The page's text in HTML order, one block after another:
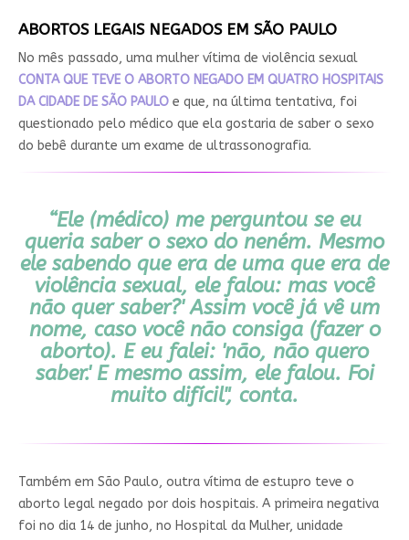
ABORTOS LEGAIS NEGADOS EM SÃO PAULO
No mês passado, uma mulher vítima de violência sexual
CONTA QUE TEVE O ABORTO NEGADO EM QUATRO HOSPITAIS
DA CIDADE DE SÃO PAULO e que, na última tentativa, foi
questionado pelo médico que ela gostaria de saber o sexo
do bebê durante um exame de ultrassonografia.
“Ele (médico) me perguntou se eu
queria saber o sexo do neném. Mesmo
ele sabendo que era de uma que era de
violência sexual, ele falou: mas você
não quer saber?' Assim você já vê um
nome, caso você não consiga (fazer o
aborto). E eu falei: 'não, não quero
saber.' E mesmo assim, ele falou. Foi
muito difícil", conta.
Também em São Paulo, outra vítima de estupro teve o
aborto legal negado por dois hospitais. A primeira negativa
foi no dia 14 de junho, no Hospital da Mulher, unidade